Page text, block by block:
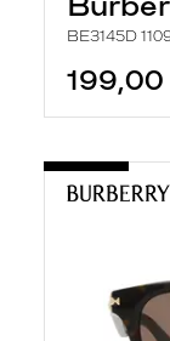
BE3145D
199,00